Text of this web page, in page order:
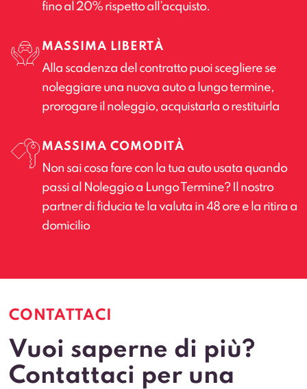
fino al 20% rispetto all’acquisto.
MASSIMA LIBERTÀ
Alla scadenza del contratto puoi scegliere se
noleggiare una nuova auto a lungo termine,
prorogare il noleggio, acquistarla o restituirla
MASSIMA COMODITÀ
Non sai cosa fare con la tua auto usata quando
passi al Noleggio a Lungo Termine? Il nostro
partner di fiducia te la valuta in 48 ore e la ritira a
domicilio
CONTATTACI
Vuoi saperne di più?
Contattaci per una